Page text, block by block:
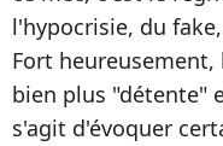
l'hypocrisie, du
Fort
bien plus "détente"
s'agit d'évoquer